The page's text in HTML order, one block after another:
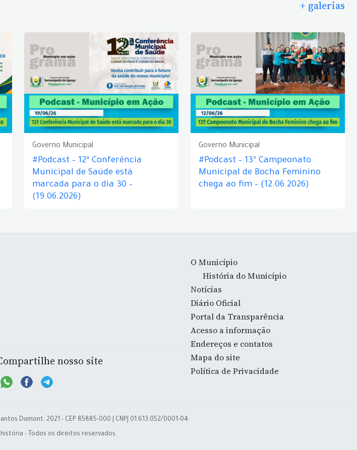
+ galerias
Governo Municipal
#Podcast – 12ª Conferência
Municipal de Saúde está
marcada para o dia 30 –
(19.06.2026)
Governo Municipal
#Podcast – 13º Campeonato
Municipal de Bocha Feminino
chega ao fim – (12.06.2026)
nosso site
O Município
História do Município
Notícias
Diário Oficial
Portal da Transparência
Acesso a informação
Endereços e contatos
Mapa do site
Política de Privacidade
Dumont, 2021 - CEP 85885-000 | CNPJ 01.613.052/0001-04
- Todos os direitos reservados.